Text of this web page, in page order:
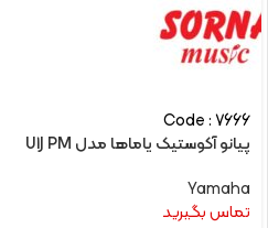
Code : 7666
پیانو آکوستیک یاماها مدل U1J PM
Yamaha
تماس بگیرید